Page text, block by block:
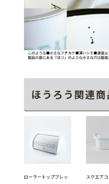
ほうろう関連商
ローラートップブレッ
スクエア